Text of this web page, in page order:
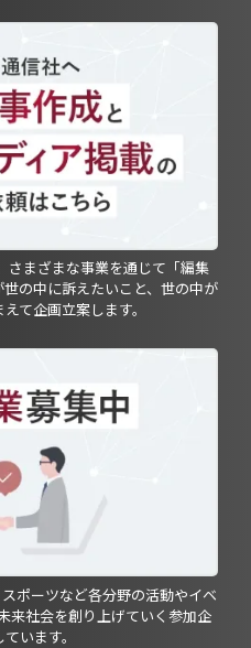
さまざまな事業を通じて「編集
の中に訴えたいこと、世の中が
て企画立案します。
ポーツなど各分野の活動やイベ
来社会を創り上げていく参加企
います。